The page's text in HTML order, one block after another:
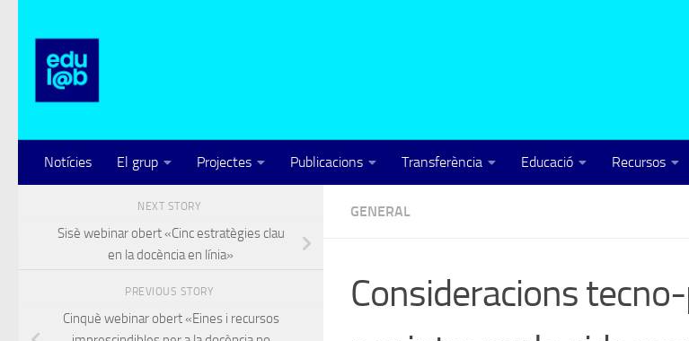
Notícies El grup Projectes Publicacions Transferència Educació Recursos
GENERAL
Consideracions
NEXT STORY
Sisè webinar obert «Cinc estratègies clau
en la docència en línia»
PREVIOUS STORY
Cinquè webinar obert «Eines i recursos